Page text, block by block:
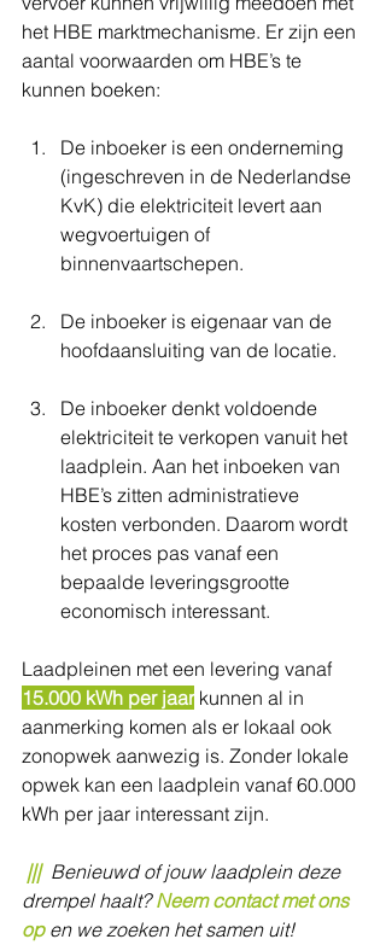
het HBE marktmechanisme. Er zijn een
aantal voorwaarden om HBE’s te
kunnen boeken:
De inboeker is een onderneming
(ingeschreven in de Nederlandse
KvK) die elektriciteit levert aan
wegvoertuigen of
binnenvaartschepen.
De inboeker is eigenaar van de
hoofdaansluiting van de locatie.
De inboeker denkt voldoende
elektriciteit te verkopen vanuit het
laadplein. Aan het inboeken van
HBE’s zitten administratieve
kosten verbonden. Daarom wordt
het proces pas vanaf een
bepaalde leveringsgrootte
economisch interessant.
Laadpleinen met een levering vanaf
15.000 kWh per jaar kunnen al in
aanmerking komen als er lokaal ook
zonopwek aanwezig is. Zonder lokale
opwek kan een laadplein vanaf 60.000
kWh per jaar interessant zijn.
||| Benieuwd of jouw laadplein deze
drempel haalt? Neem contact met ons
op en we zoeken het samen uit!